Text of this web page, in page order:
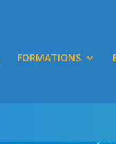
FORMATIONS